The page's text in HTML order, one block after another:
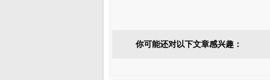
你可能还对以下文章感兴趣：